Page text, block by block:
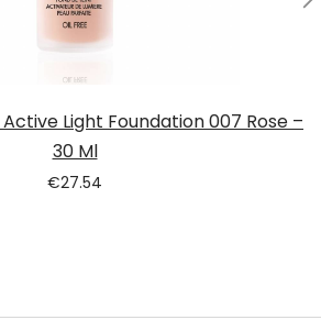
Light Foundation 007 Rose –
30 Ml
€27.54